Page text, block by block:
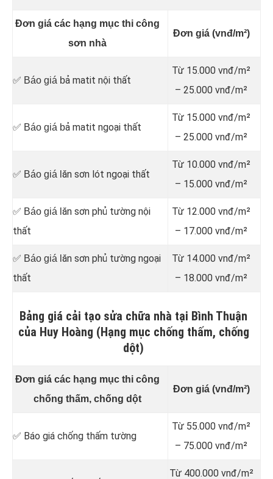
Đơn giá các hạng mục thi công
sơn nhà
Đơn giá (vnđ/m²)
✅ Báo giá bả matit nội thất
Từ 15.000 vnđ/m²
– 25.000 vnđ/m²
✅ Báo giá bả matit ngoại thất
Từ 15.000 vnđ/m²
– 25.000 vnđ/m²
✅ Báo giá l ăn sơn lót ngoại thất
Từ 10.000 vnđ/m²
– 15.000 vnđ/m²
✅ Báo giá l ăn sơn phủ tường nội
thất
Từ 12.000 vnđ/m²
– 17.000 vnđ/m²
✅ Báo giá l ăn sơn phủ tường ngoại
thất
Từ 14.000 vnđ/m²
– 18.000 vnđ/m²
Bảng giá cải tạo sửa chữa nhà tại Bình Thuận
của Huy Hoàng (Hạng mục chống thấm, chống
dột)
Đơn giá các hạng mục thi công
chống thấm, chống dột
Đơn giá (vnđ/m²)
✅ Báo giá chống thấm tường
Từ 55.000 vnđ/m²
– 75.000 vnđ/m²
Từ 400.000 vnđ/m²